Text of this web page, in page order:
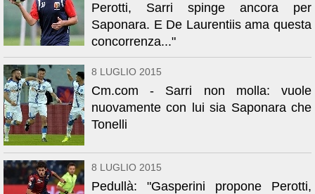
Perotti, Sarri spinge ancora per
Saponara. E De Laurentiis ama questa
concorrenza..."
8 LUGLIO 2015
Cm.com - Sarri non molla: vuole
nuovamente con lui sia Saponara che
Tonelli
8 LUGLIO 2015
Pedullà: "Gasperini propone Perotti,